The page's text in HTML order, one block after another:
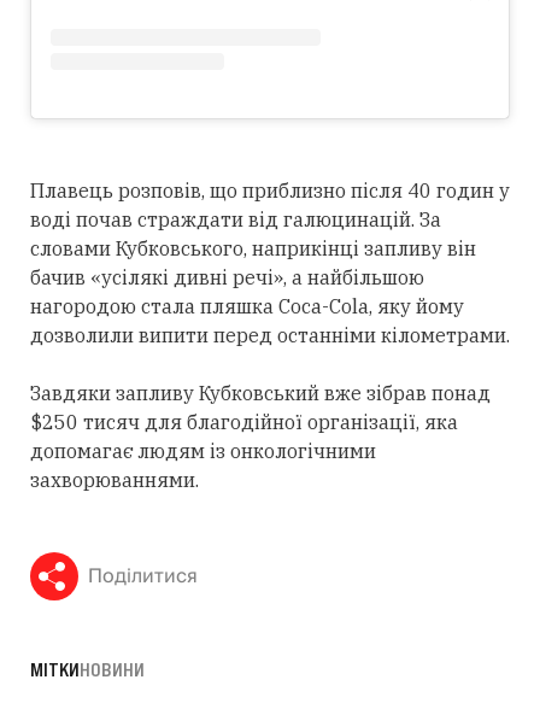
Плавець розповів, що приблизно після 40 годин у
воді почав страждати від галюцинацій. За
словами Кубковського, наприкінці запливу він
бачив «усілякі дивні речі», а найбільшою
нагородою стала пляшка Coca-Cola, яку йому
дозволили випити перед останніми кілометрами.
Завдяки запливу Кубковський вже зібрав понад
$250 тисяч для благодійної організації, яка
допомагає людям із онкологічними
захворюваннями.
Поділитися
МІТКИНОВИНИ